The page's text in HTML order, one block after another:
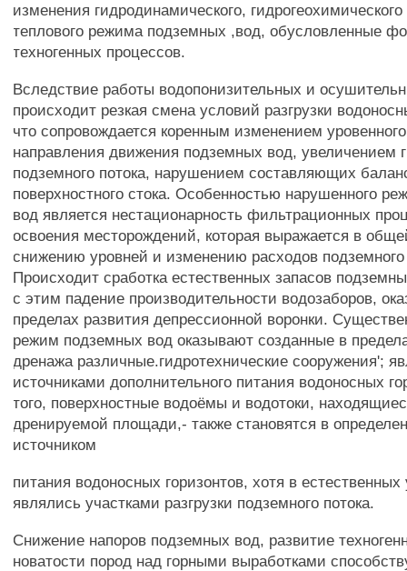
изменения гидродинамического,
теплового режима подземных ,вод, обусловленные
техногенных процессов.
Вследствие работы водопонизительных и
происходит резкая смена условий разгрузки
что сопровождается коренным изменением
направления движения подземных вод, увеличением
подземного потока, нарушением составляющих
поверхностного стока. Особенностью нарушенного
вод является нестационарность фильтрационных
освоения месторождений, которая выражается в
снижению уровней и изменению расходов подземного
Происходит сработка естественных запасов
с этим падение производительности водозаборов,
пределах развития депрессионной воронки.
режим подземных вод оказывают созданные в
дренажа различные.гидротехнические сооружения';
источниками дополнительного питания водоносных
того, поверхностные водоёмы и водотоки,
дренируемой площади,- также становятся в
источником
питания водоносных горизонтов, хотя в
являлись участками разгрузки подземного потока.
Снижение напоров подземных вод, развитие
новатости пород над горными выработками